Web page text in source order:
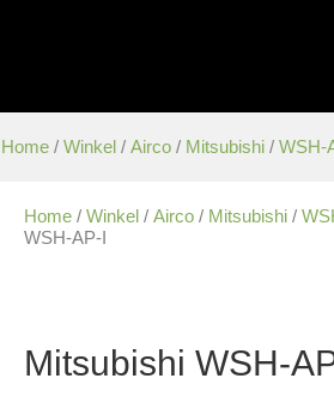
Home / Winkel / Airco / Mitsubishi / WSH-
Home / Winkel / Airco / Mitsubishi /
WSH-AP-I
Mitsubishi WSH-